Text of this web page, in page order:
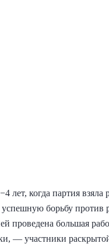
лет, когда партия
борьбу против
проведена большая
— участники